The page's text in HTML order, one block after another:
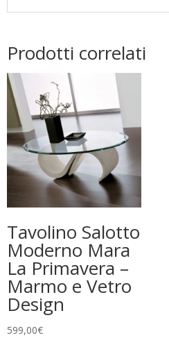
Prodotti correlati
Tavolino Salotto
Moderno Mara
La Primavera –
Marmo e Vetro
Design
599,00€